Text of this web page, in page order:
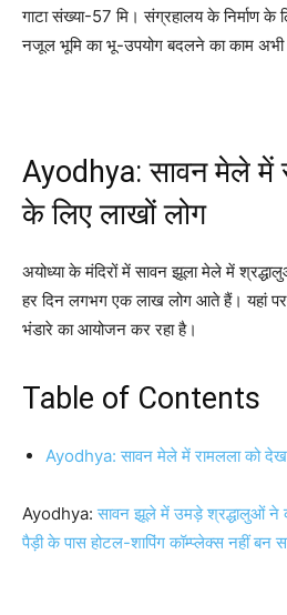
गाटा संख्या-57 मि। संग्रहालय के निर्माण
नजूल भूमि का भू-उपयोग बदलने का काम अभी
Ayodhya: सावन मेले में
के लिए लाखों लोग
अयोध्या के मंदिरों में सावन झूला मेले में
हर दिन लगभग एक लाख लोग आते हैं। यहां
भंडारे का आयोजन कर रहा है।
Table of Contents
Ayodhya: सावन मेले में रामलला को
Ayodhya:सावन झूले में उमड़े श्रद्धालुओं ने
पैड़ी के पास होटल-शापिंग कॉम्प्लेक्स नहीं बन